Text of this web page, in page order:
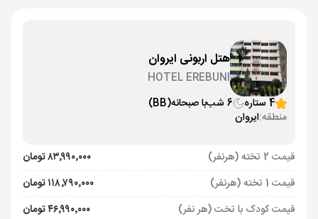
هتل اربونی ایروان
HOTEL EREBUNI
4 ستاره
6 شب با صبحانه(BB)
منطقه:ایروان
قیمت 2 تخته (هرنفر)
۸۳٬۹۹۰٬۰۰۰ تومان
قیمت 1 تخته (هرنفر)
۱۱۸٬۷۹۰٬۰۰۰ تومان
قیمت کودک با تخت (هر نفر)
۴۶٬۹۹۰٬۰۰۰ تومان